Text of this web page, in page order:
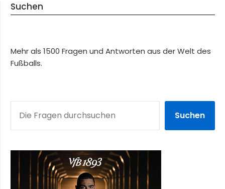
Suchen
Mehr als 1500 Fragen und Antworten aus der Welt des
Fußballs.
Suchen